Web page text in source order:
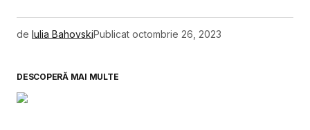
de Iulia BahovskiPublicat octombrie 26, 2023
DESCOPERĂ MAI MULTE